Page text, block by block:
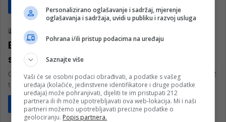
Pročitaj više
nk 1
Edin Madžak, trener KK Konjic: U novoj
sezoni igramo sa domaćim igračima
Ove godine Košarkaški klub Konjic igrati će A2 ligu jug koja broji 12
timova, KK Realway Sarajevo, Ilidža, Bosna 2,Mladost…
Pročitaj više
Personalizirano oglašavanje i sadržaj, mjerenje
oglašavanja i sadržaja, uvidi u publiku i razvoj usluga
Pohrana i/ili pristup podacima na uređaju
Saznajte više
Vaši će se osobni podaci obrađivati, a podatke s vašeg
uređaja (kolačiće, jedinstvene identifikatore i druge podatke
uređaja) može pohranjivati, dijeliti te im pristupati 212
partnera ili ih može upotrebljavati ova web-lokacija. Mi i naši
partneri možemo upotrebljavati precizne podatke o
geolociranju. Popis partnera.